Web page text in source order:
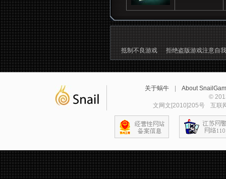
抵制不良游戏 拒绝盗版游戏注意自
关于蜗牛
About
©
文网文[2010]205号
互联